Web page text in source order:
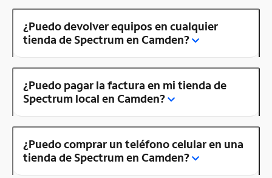
¿Puedo devolver equipos en cualquier
tienda de Spectrum en Camden?
¿Puedo pagar la factura en mi tienda de
Spectrum local en Camden?
¿Puedo comprar un teléfono celular en una
tienda de Spectrum en Camden?